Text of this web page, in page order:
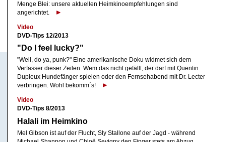
Menge Blei: unsere aktuellen Heimkinoempfehlungen sind
angerichtet.
Video
DVD-Tips 12/2013
"Do I feel lucky?"
"Well, do ya, punk?" Eine amerikanische Doku widmet sich dem
Verfasser dieser Zeilen. Wem das nicht gefällt, der darf mit Quentin
Dupieux Hundefänger spielen oder den Fernsehabend mit Dr. Lecter
verbringen. Wohl bekomm´s!
Video
DVD-Tips 8/2013
Halali im Heimkino
Mel Gibson ist auf der Flucht, Sly Stallone auf der Jagd - während